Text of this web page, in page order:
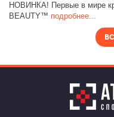
НОВИНКА! Первые в мире
BEAUTY™ подробнее...